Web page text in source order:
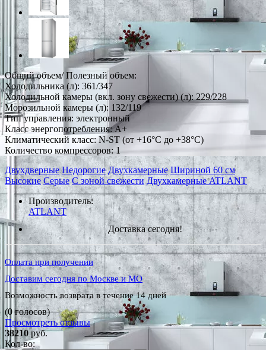
Общий объем/ Полезный объем:
Холодильника (л): 361/347
Холодильной камеры (вкл. зону свежести) (л): 229/228
Морозильной камеры (л): 132/119
Тип управления: электронный
Класс энергопотребления: A+
Климатический класс: N-ST (от +16°С до +38°С)
Количество компрессоров: 1
Двухдверные Недорогие Двухкамерные Шириной 60 см
Высокие Серые С зоной свежести Двухкамерные ATLANT
Производитель:
ATLANT
Доставка сегодня!
Оплата при получении
Доставим сегодня по Москве и МО
Возможность возврата в течение 14 дней
(0 голосов)
Просмотреть отзывы
38210 руб.
Кол-во: